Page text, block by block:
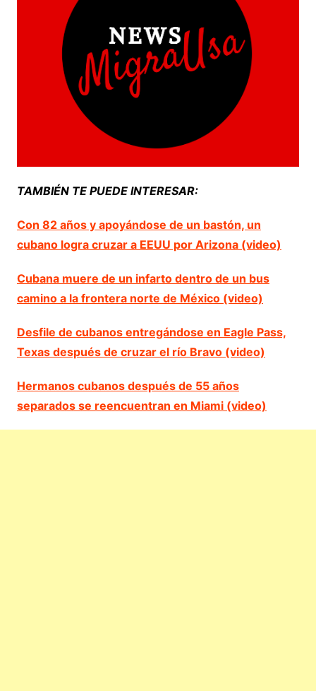
TAMBIÉN TE PUEDE INTERESAR:
Con 82 años y apoyándose de un bastón, un
cubano logra cruzar a EEUU por Arizona (video)
Cubana muere de un infarto dentro de un bus
camino a la frontera norte de México (video)
Desfile de cubanos entregándose en Eagle Pass,
Texas después de cruzar el río Bravo (video)
Hermanos cubanos después de 55 años
separados se reencuentran en Miami (video)